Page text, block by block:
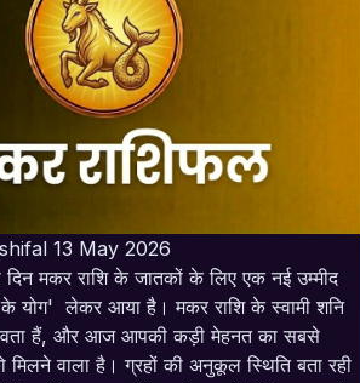
13 May 2026
मकर राशि के जातकों के लिए एक नई उम्मीद
योग' लेकर आया है। मकर राशि के स्वामी शनि
हैं, और आज आपकी कड़ी मेहनत का सबसे
मिलने वाला है। ग्रहों की अनुकूल स्थिति बता रही